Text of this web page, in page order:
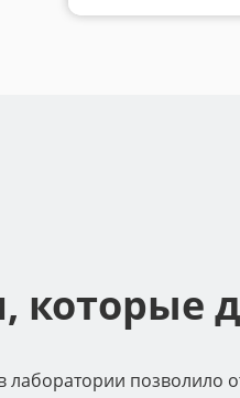
которые
позволило